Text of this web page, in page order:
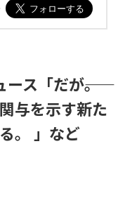
ス「だが――。
与を示す新た
。 」など